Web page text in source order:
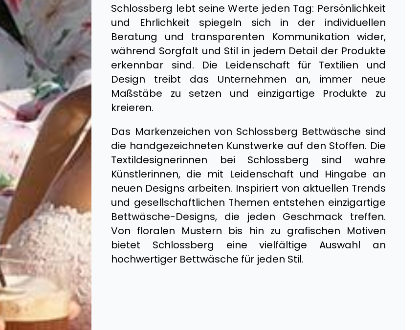
Schlossberg lebt seine Werte jeden Tag: Persönlichkeit
und Ehrlichkeit spiegeln sich in der individuellen
Beratung und transparenten Kommunikation wider,
während Sorgfalt und Stil in jedem Detail der Produkte
erkennbar sind. Die Leidenschaft für Textilien und
Design treibt das Unternehmen an, immer neue
Maßstäbe zu setzen und einzigartige Produkte zu
kreieren.
Das Markenzeichen von Schlossberg Bettwäsche sind
die handgezeichneten Kunstwerke auf den Stoffen. Die
Textildesignerinnen bei Schlossberg sind wahre
Künstlerinnen, die mit Leidenschaft und Hingabe an
neuen Designs arbeiten. Inspiriert von aktuellen Trends
und gesellschaftlichen Themen entstehen einzigartige
Bettwäsche-Designs, die jeden Geschmack treffen.
Von floralen Mustern bis hin zu grafischen Motiven
bietet Schlossberg eine vielfältige Auswahl an
hochwertiger Bettwäsche für jeden Stil.